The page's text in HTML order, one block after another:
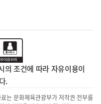
의 조건에 따라 자유이용이
.
는 문화체육관광부가 저작권 전부를